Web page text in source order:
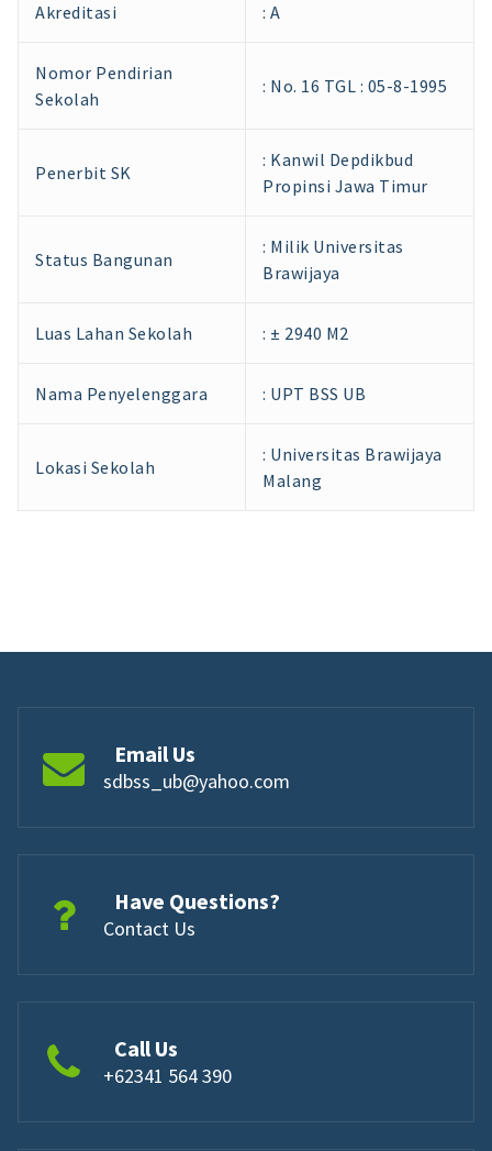
Akreditasi : A
Nomor Pendirian
Sekolah
: No. 16 TGL : 05-8-1995
Penerbit SK
: Kanwil Depdikbud
Propinsi Jawa Timur
Status Bangunan
: Milik Universitas
Brawijaya
Luas Lahan Sekolah : ± 2940 M2
Nama Penyelenggara : UPT BSS UB
Lokasi Sekolah
: Universitas Brawijaya
Malang
Email Us
sdbss_ub@yahoo.com
Have Questions?
Contact Us
Call Us
+62341 564 390